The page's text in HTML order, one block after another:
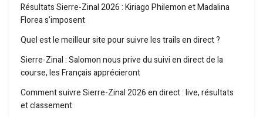
Résultats Sierre-Zinal 2026 : Kiriago Philemon et Madalina
Florea s’imposent
Quel est le meilleur site pour suivre les trails en direct ?
Sierre-Zinal : Salomon nous prive du suivi en direct de la
course, les Français apprécieront
Comment suivre Sierre-Zinal 2026 en direct : live, résultats
et classement